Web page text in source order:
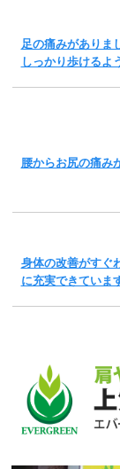
足の痛みがありま
しっかり歩けるよ
腰からお尻の痛み
身体の改善がすぐ
に充実できていま